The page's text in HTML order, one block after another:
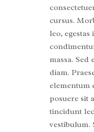
cursus.
leo,
massa.
diam.
elementum
posuere sit
tincidunt
vestibulum.